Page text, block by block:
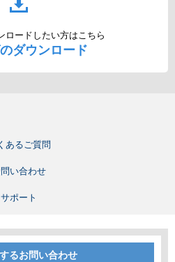
ロードしたい方はこちら
ダウンロード
あるご質問
い合わせ
サポート
るお問い合わせ